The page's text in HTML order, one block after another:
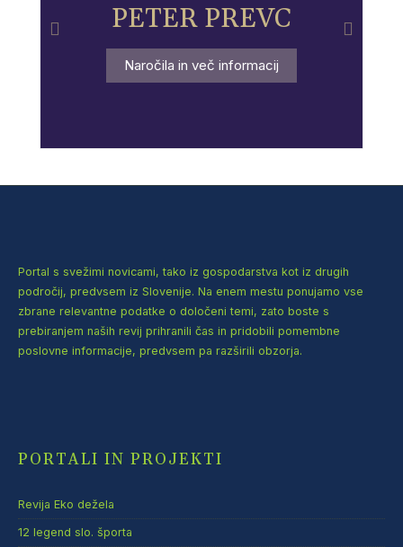
PETER PREVC
Naročila in več informacij
Portal s svežimi novicami, tako iz gospodarstva kot iz drugih
področij, predvsem iz Slovenije. Na enem mestu ponujamo vse
zbrane relevantne podatke o določeni temi, zato boste s
prebiranjem naših revij prihranili čas in pridobili pomembne
poslovne informacije, predvsem pa razširili obzorja.
PORTALI IN PROJEKTI
Revija Eko dežela
12 legend slo. športa